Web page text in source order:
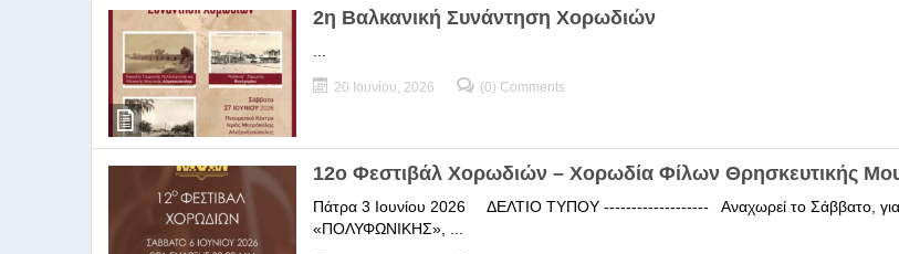
2η Βαλκανική Συνάντηση Χορωδιών
20 Ιουνίου, 2026 (0) Comments
12ο Φεστιβάλ Χορωδιών – Χορωδία Φίλων Θρησκευτικής
Πάτρα 3 Ιουνίου 2026 ΔΕΛΤΙΟ ΤΥΠΟΥ ------------------- Αναχωρεί το Σάββατο, για
«ΠΟΛΥΦΩΝΙΚΗΣ», ...